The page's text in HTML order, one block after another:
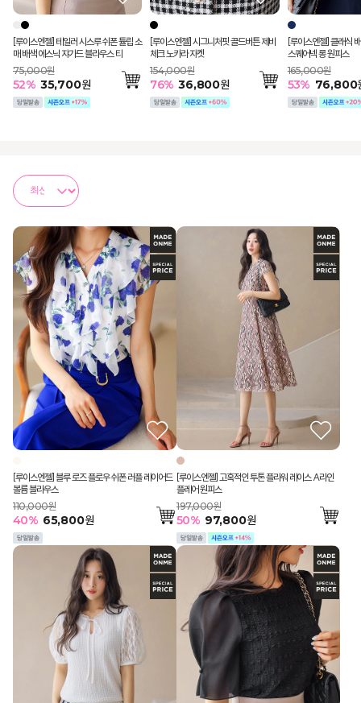
[루이스엔젤] 테일러 시스루 쉬폰 튤립 소
매 배색 에스닉 쟈가드 블라우스 티
75,000원
52% 35,700원
[루이스엔젤] 시그니처핏 골드버튼 제비
체크 노카라 자켓
154,000원
76% 36,800원
[루이스엔젤] 클래식
스퀘어넥 롱 원피스
165,000원
53% 76,800
[루이스엔젤] 블루 로즈 플로우 쉬폰 러플 레이어드
볼륨 블라우스
110,000원
40% 65,800원
[루이스엔젤] 고혹적인 투톤 플라워 레이스 A라인
플레어 원피스
197,000원
50% 97,800원